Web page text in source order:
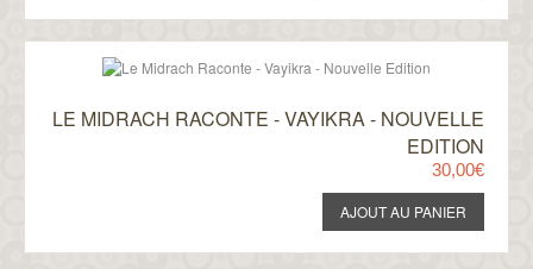
LE MIDRACH RACONTE - VAYIKRA - NOUVELLE
EDITION
30,00€